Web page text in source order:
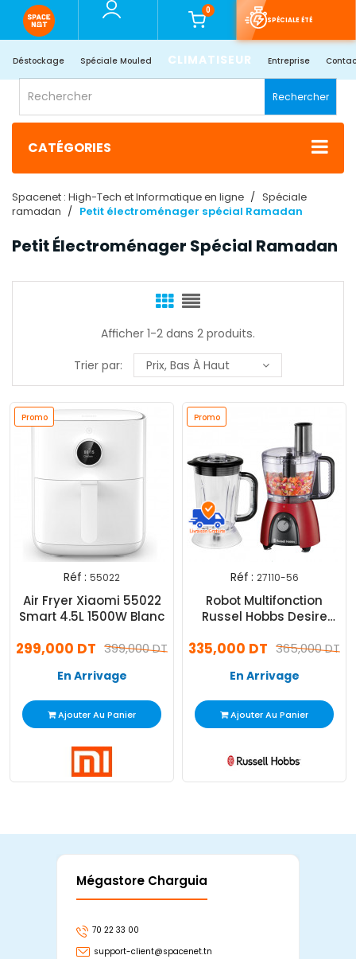
0
SPÉCIALE ÉTÉ
Déstockage Spéciale Mouled CLIMATISEUR Entreprise
Rechercher
CATÉGORIES
Spacenet : High-Tech et Informatique en ligne
Spéciale
ramadan
Petit électroménager spécial Ramadan
Petit Électroménager Spécial Ramadan
Afficher 1-2 dans 2 produits.
Trier par:
Prix, Bas À Haut
Promo
Réf : 55022
Air Fryer Xiaomi 55022
Smart 4.5L 1500W Blanc
399,000 DT
299,000 DT
En Arrivage
Ajouter Au Panier
Promo
Réf : 27110-56
Robot Multifonction
Russel Hobbs Desire
365,000 DT
335,000 DT
En Arrivage
Ajouter Au Panier
Mégastore Charguia
70 22 33 00
support-client@spacenet.tn